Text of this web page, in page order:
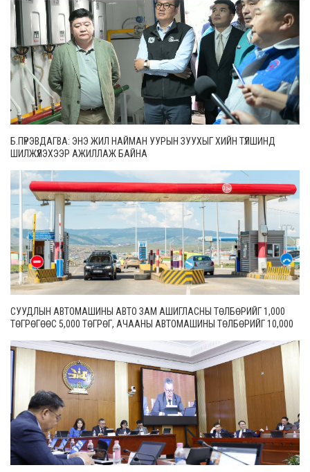
Б.ПҮРЭВДАГВА: ЭНЭ ЖИЛ НАЙМАН УУРЫН ЗУУХЫГ ХИЙН ТҮЛШИНД
ШИЛЖҮҮЛЭХЭЭР АЖИЛЛАЖ БАЙНА
СУУДЛЫН АВТОМАШИНЫ АВТО ЗАМ АШИГЛАСНЫ ТӨЛБӨРИЙГ 1,000
ТӨГРӨГӨӨС 5,000 ТӨГРӨГ, АЧААНЫ АВТОМАШИНЫ ТӨЛБӨРИЙГ 10,000